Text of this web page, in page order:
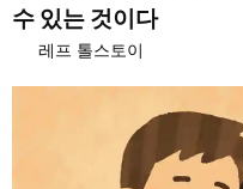
수 있는 것이다
레프 톨스토이